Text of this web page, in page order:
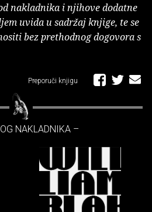
nakladnika i njihove dodatne
uvida u sadržaj knjige, te se
bez prethodnog dogovora s
Preporuči knjigu
NAKLADNIKA –